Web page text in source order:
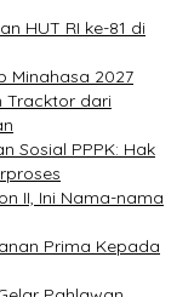
HUT RI ke-81 di
Minahasa 2027
Tracktor dari
Sosial PPPK: Hak
II, Ini Nama-nama
Prima Kepada